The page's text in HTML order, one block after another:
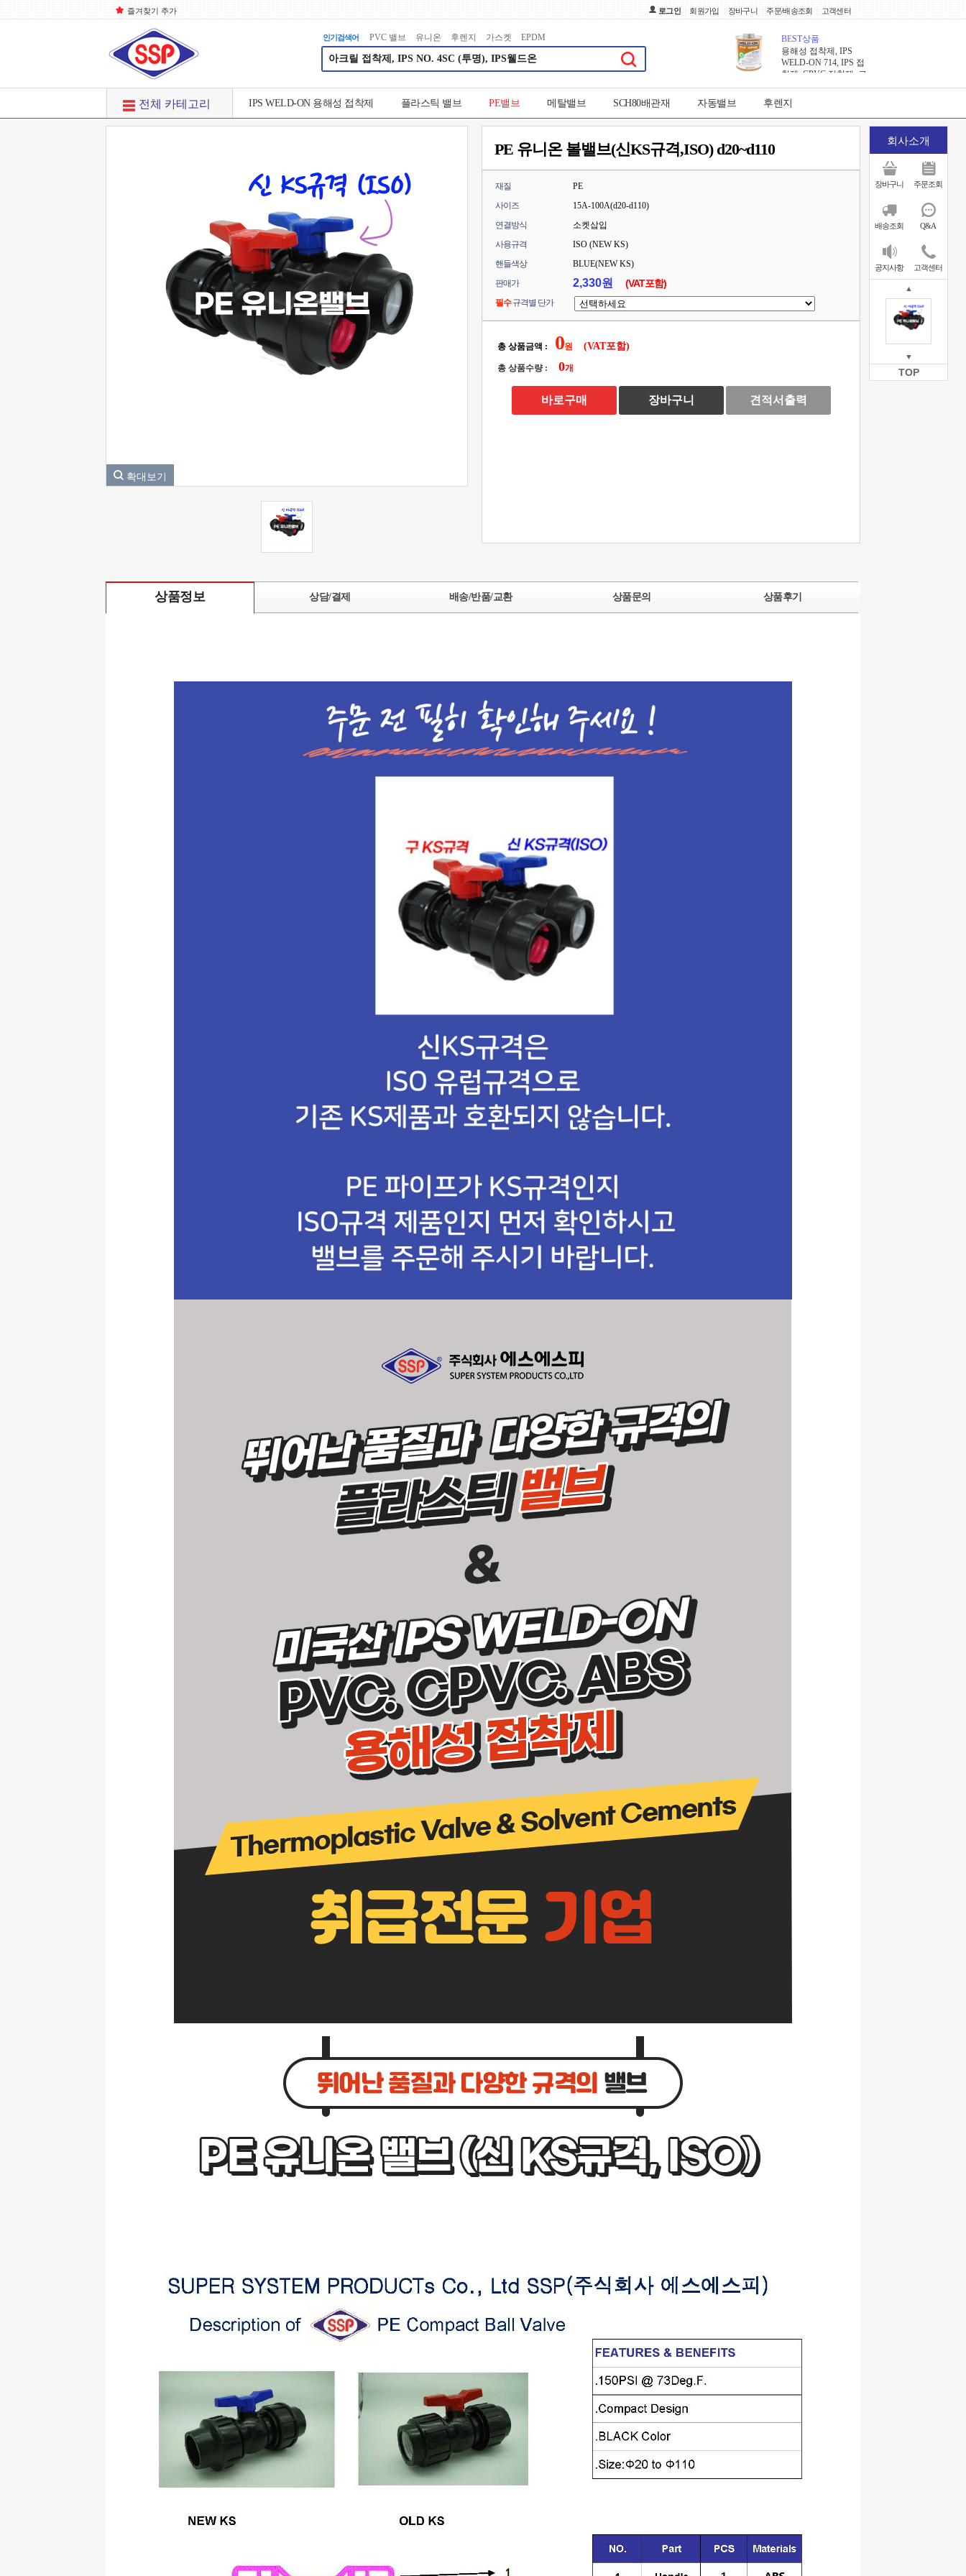
즐겨찾기 추가 로그인 회원가입 장바구니 주문/배송조회 고객센터
PVC 밸브 유니온 후렌지 가스켓 EPDM
BEST상품
용해성 접착제, IPS
WELD-ON 714, IPS 접
착제, CPVC 접착제, 고
온용 접착제,웰드온 접
착제, 플라스틱접착제
IPS WELD-ON 용해성 접착제 플라스틱 밸브 PE밸브 메탈밸브 SCH80배관재 자동밸브 후렌지
회사소개
장바구니 주문조회
배송조회 Q&A
공지사항 고객센터
▲
▼
TOP
PE 유니온 볼밸브(신KS규격,ISO) d20~d110
재질
PE
사이즈
15A-100A(d20-d110)
연결방식
소켓삽입
사용규격
ISO (NEW KS)
핸들색상
BLUE(NEW KS)
판매가
2,330원 (VAT포함)
필수 규격별 단가
총 상품금액 : 0 (VAT포함)
총 상품수량 : 0
바로구매 장바구니 견적서출력
상품정보 상담/결제 배송/반품/교환 상품문의 상품후기